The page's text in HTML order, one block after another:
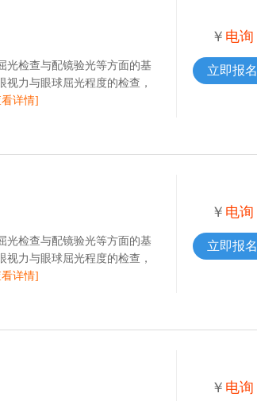
光检查与配镜验光等方面的基
力与眼球屈光程度的检查，
详情]
￥ 电询
立即报名
光检查与配镜验光等方面的基
力与眼球屈光程度的检查，
详情]
￥ 电询
立即报名
￥ 电询